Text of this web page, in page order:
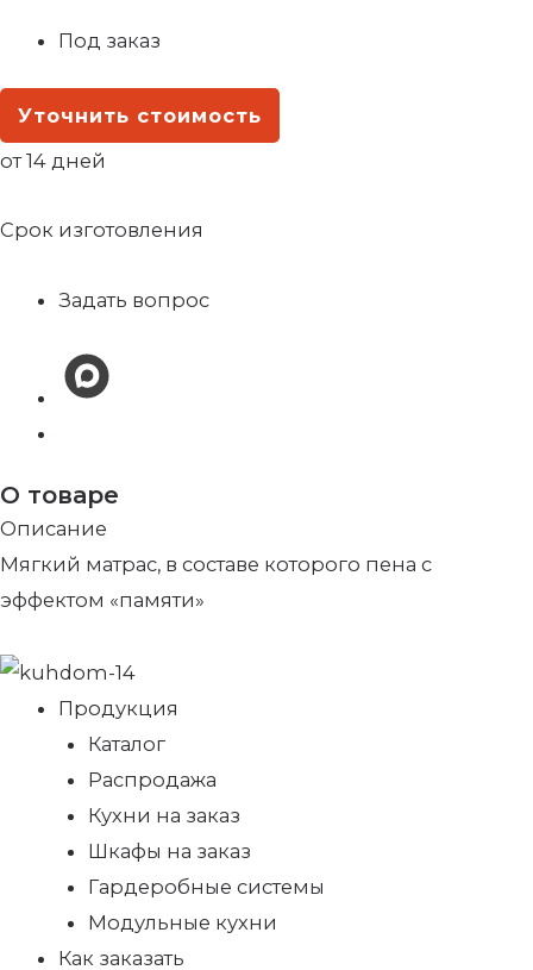
Под заказ
Уточнить стоимость
от 14 дней
Срок изготовления
Задать вопрос
О товаре
Описание
Мягкий матрас, в составе которого пена с
эффектом «памяти»
Продукция
Каталог
Распродажа
Кухни на заказ
Шкафы на заказ
Гардеробные системы
Модульные кухни
Как заказать